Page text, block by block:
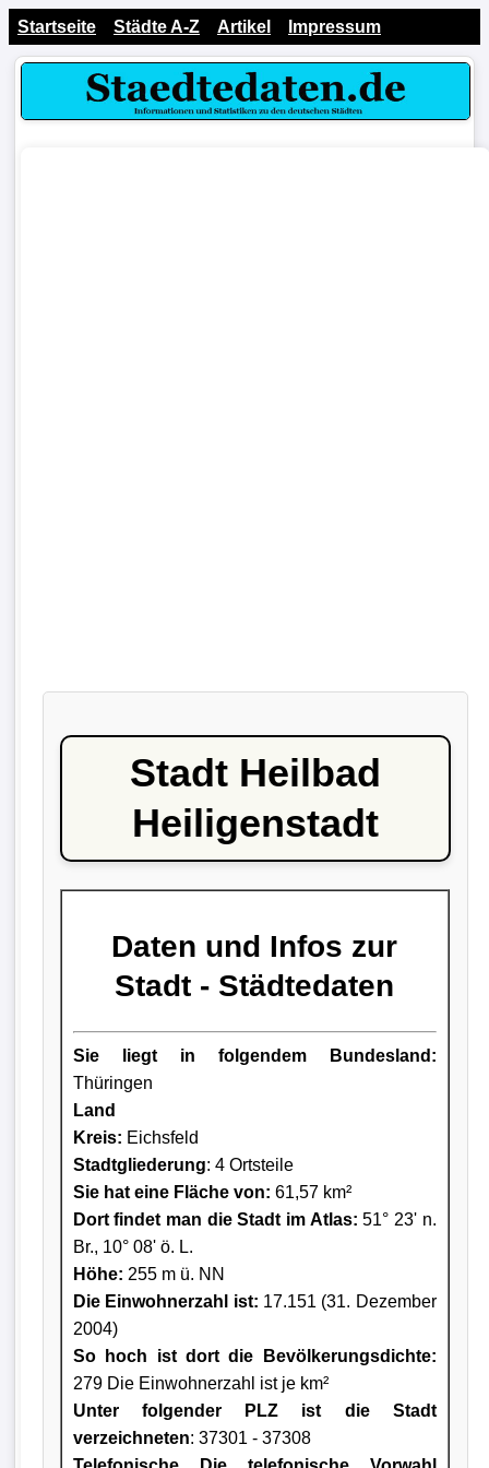
Startseite Städte A-Z Artikel Impressum
Stadt Heilbad
Heiligenstadt
Daten und Infos zur
Stadt - Städtedaten
Sie liegt in folgendem Bundesland:
Thüringen
Land
Kreis: Eichsfeld
Stadtgliederung: 4 Ortsteile
Sie hat eine Fläche von: 61,57 km²
Dort findet man die Stadt im Atlas: 51° 23' n.
Br., 10° 08' ö. L.
Höhe: 255 m ü. NN
Die Einwohnerzahl ist: 17.151 (31. Dezember
2004)
So hoch ist dort die Bevölkerungsdichte:
279 Die Einwohnerzahl ist je km²
Unter folgender PLZ ist die Stadt
verzeichneten: 37301 - 37308